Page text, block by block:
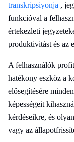
transkripsiyonja ,
funkcióval a
értekezleti
produktivitást és az
A felhasználók
hatékony eszköz a
elősegítésére
képességeit
kérdéseikre, és
vagy az